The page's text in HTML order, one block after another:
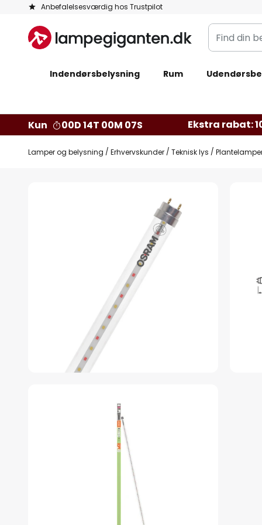
Anbefalelsesværdig hos Trustpilot
Skip
Content
Find
din
Indendørsbelysning Rum
Kun 00D 14T 00M 06S Ekstra rabat:
Lamper og belysning Erhvervskunder Teknisk lys